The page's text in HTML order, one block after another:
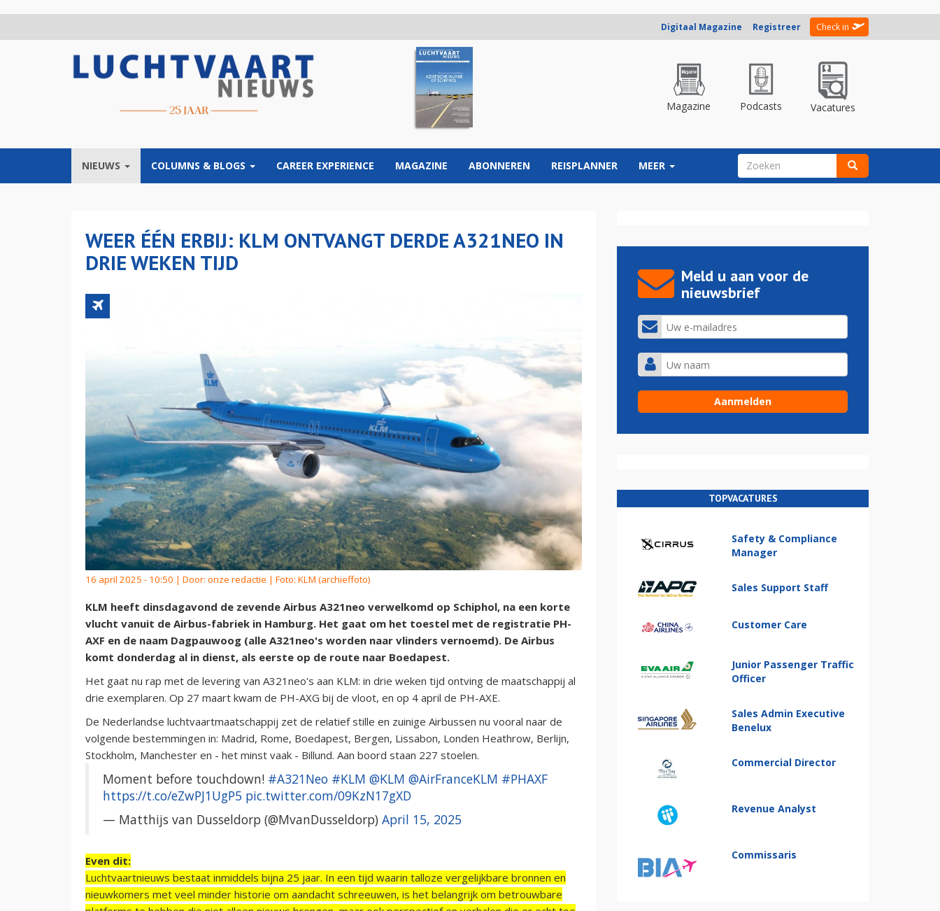
Digitaal Magazine Registreer Check in
Magazine Podcasts Vacatures
NIEUWS COLUMNS & BLOGS CAREER EXPERIENCE MAGAZINE ABONNEREN REISPLANNER MEER ZOEKVELD
WEER ÉÉN ERBIJ: KLM ONTVANGT DERDE A321NEO IN
DRIE WEKEN TIJD
16 april 2025 - 10:50 | Door: onze redactie | Foto: KLM (archieffoto)
KLM heeft dinsdagavond de zevende Airbus A321neo verwelkomd op Schiphol, na een korte
vlucht vanuit de Airbus-fabriek in Hamburg. Het gaat om het toestel met de registratie PH-
AXF en de naam Dagpauwoog (alle A321neo's worden naar vlinders vernoemd). De Airbus
komt donderdag al in dienst, als eerste op de route naar Boedapest.
Het gaat nu rap met de levering van A321neo's aan KLM: in drie weken tijd ontving de maatschappij al
drie exemplaren. Op 27 maart kwam de PH-AXG bij de vloot, en op 4 april de PH-AXE.
De Nederlandse luchtvaartmaatschappij zet de relatief stille en zuinige Airbussen nu vooral naar de
volgende bestemmingen in: Madrid, Rome, Boedapest, Bergen, Lissabon, Londen Heathrow, Berlijn,
Stockholm, Manchester en - het minst vaak - Billund. Aan boord staan 227 stoelen.
Moment before touchdown! #A321Neo #KLM @KLM @AirFranceKLM #PHAXF
https://t.co/eZwPJ1UgP5 pic.twitter.com/09KzN17gXD
— Matthijs van Dusseldorp (@MvanDusseldorp) April 15, 2025
Even dit:
Luchtvaartnieuws bestaat inmiddels bijna 25 jaar. In een tijd waarin talloze vergelijkbare bronnen en
nieuwkomers met veel minder historie om aandacht schreeuwen, is het belangrijk om betrouwbare
Meld u aan voor de
nieuwsbrief
TOPVACATURES
Safety & Compliance
Manager
Sales Support Staff
Customer Care
Junior Passenger Traffic
Officer
Sales Admin Executive
Benelux
Commercial Director
Revenue Analyst
Commissaris